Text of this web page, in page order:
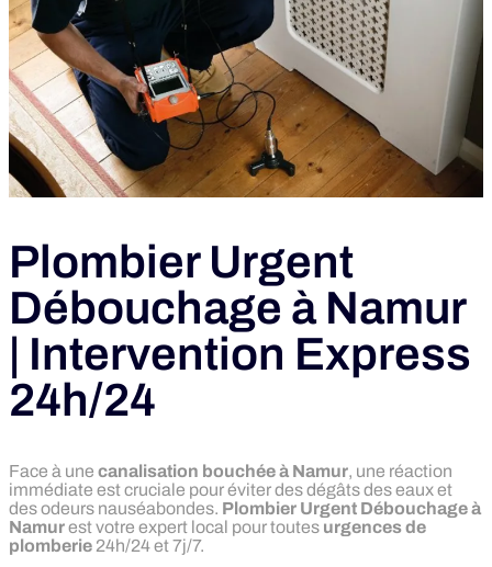
Plombier Urgent
Débouchage à Namur
| Intervention Express
24h/24
Face à une canalisation bouchée à Namur, une réaction
immédiate est cruciale pour éviter des dégâts des eaux et
des odeurs nauséabondes. Plombier Urgent Débouchage à
Namurest votre expert local pour toutes urgences de
plomberie 24h/24 et 7j/7.